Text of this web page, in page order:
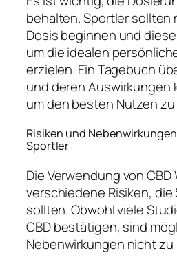
behalten. Sportler sollten
Dosis beginnen und
um die idealen
erzielen. Ein Tagebuch
und deren Auswirkungen
um den besten Nutzen
Risiken und
Sportler
Die Verwendung von
verschiedene Risiken,
sollten. Obwohl viele
CBD bestätigen, sind
Nebenwirkungen nicht zu